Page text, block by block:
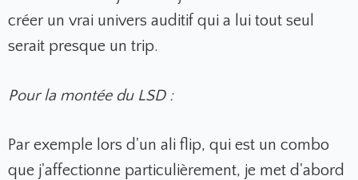
créer un vrai univers auditif qui a lui tout seul
serait presque un trip.
Pour la montée du LSD :
Par exemple lors d'un ali flip, qui est un combo
que j'affectionne particulièrement, je met d'abord